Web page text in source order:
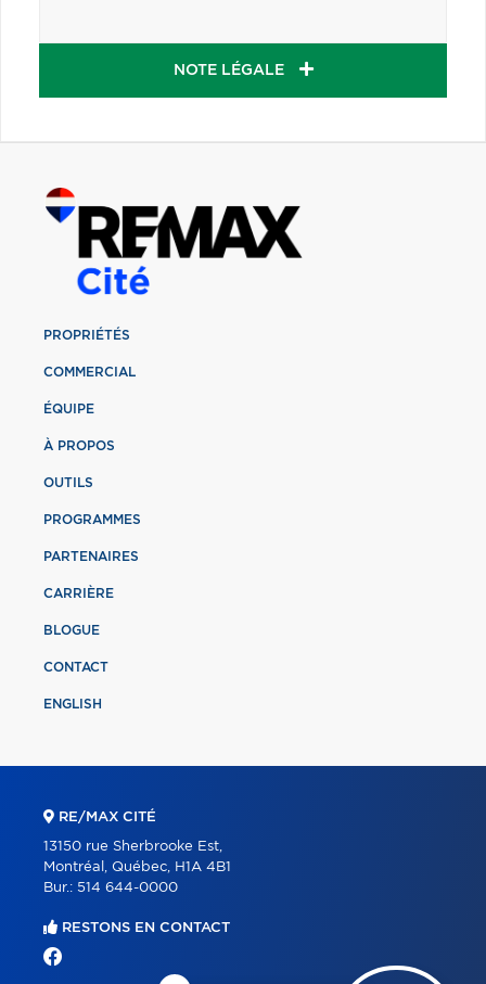
NOTE LÉGALE
PROPRIÉTÉS
COMMERCIAL
ÉQUIPE
À PROPOS
OUTILS
PROGRAMMES
PARTENAIRES
CARRIÈRE
BLOGUE
CONTACT
ENGLISH
RE/MAX CITÉ
13150 rue Sherbrooke Est,
Montréal, Québec, H1A 4B1
Bur.: 514 644-0000
RESTONS EN CONTACT